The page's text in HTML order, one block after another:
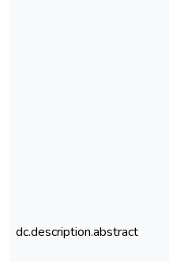
dc.description.abstract